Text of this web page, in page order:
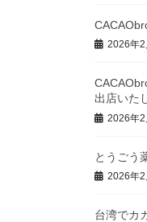
2026年2
出店いた
2026年2
とうごう
2026年2
台湾でカ